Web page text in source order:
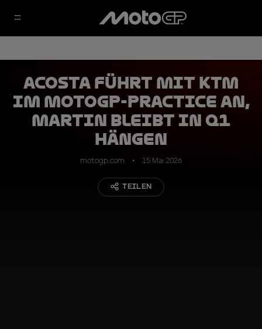
Acosta führt mit KTM
im MotoGP-Practice an,
Martin bleibt in Q1
hängen
motogp.com 15 Mai 2026
TEILEN